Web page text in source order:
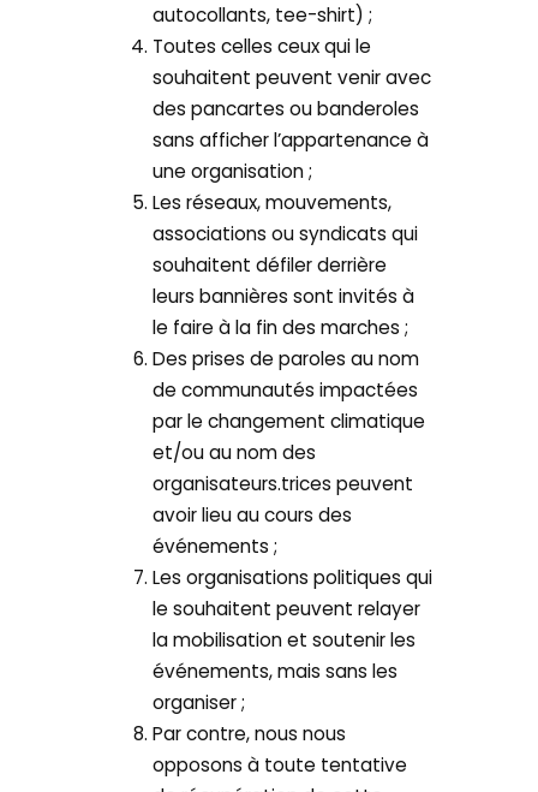
autocollants, tee-shirt) ;
Toutes celles ceux qui le
souhaitent peuvent venir avec
des pancartes ou banderoles
sans afficher l’appartenance à
une organisation ;
Les réseaux, mouvements,
associations ou syndicats qui
souhaitent défiler derrière
leurs bannières sont invités à
le faire à la fin des marches ;
Des prises de paroles au nom
de communautés impactées
par le changement climatique
et/ou au nom des
organisateurs.trices peuvent
avoir lieu au cours des
événements ;
Les organisations politiques qui
le souhaitent peuvent relayer
la mobilisation et soutenir les
événements, mais sans les
organiser ;
Par contre, nous nous
opposons à toute tentative